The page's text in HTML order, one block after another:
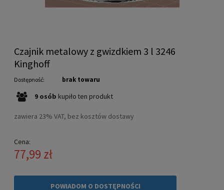
Czajnik metalowy z gwizdkiem 3 l 3246
Kinghoff
Dostępność: brak towaru
9 osób kupiło ten produkt
zawiera 23% VAT, bez kosztów dostawy
Cena:
77,99 zł
POWIADOM O DOSTĘPNOŚCI